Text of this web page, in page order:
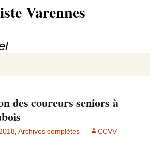
Varennes
des coureurs seniors à
Archives complètes CCVV